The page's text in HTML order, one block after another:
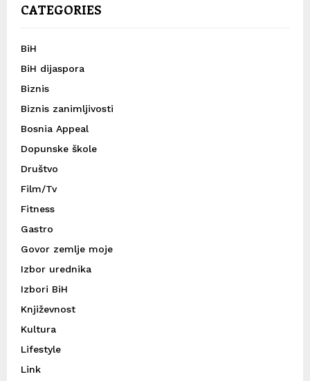
CATEGORIES
BiH
BiH dijaspora
Biznis
Biznis zanimljivosti
Bosnia Appeal
Dopunske škole
Društvo
Film/Tv
Fitness
Gastro
Govor zemlje moje
Izbor urednika
Izbori BiH
Književnost
Kultura
Lifestyle
Link